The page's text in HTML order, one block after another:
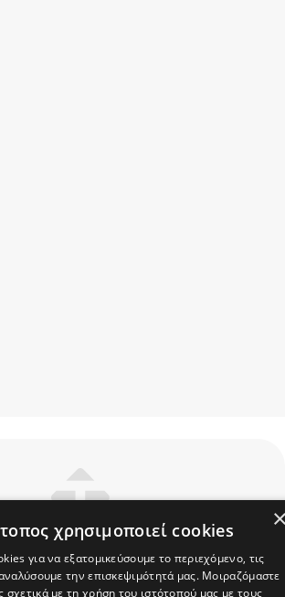
Εταιρεία
Υποστήριξη
χρησιμοποιεί cookies
για να εξατομικεύσουμε το περιεχόμενο, τις
την επισκεψιμότητά μας. Μοιραζόμαστε
σχετικά με τη χρήση του ιστότοπού μας με τους